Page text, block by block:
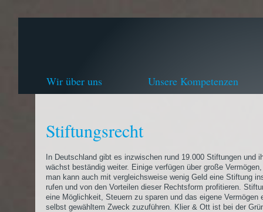
Wir über uns Unsere Kompetenzen
Stiftungsrecht
In Deutschland gibt es inzwischen rund 19.000 Stiftungen und
wächst beständig weiter. Einige verfügen über große
man kann auch mit vergleichsweise wenig Geld eine Stiftung
rufen und von den Vorteilen dieser Rechtsform profitieren.
eine Möglichkeit, Steuern zu sparen und das eigene Vermögen
selbst gewähltem Zweck zuzuführen. Klier & Ott ist bei der